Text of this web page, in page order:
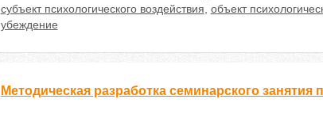
субъект психологического воздействия объект
убеждение
Методическая разработка семинарского